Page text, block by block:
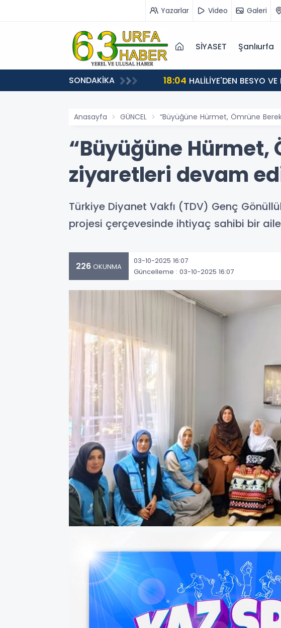
Yazarlar Video Galeri
SİYASET Şanlıurfa
SONDAKİKA 18:04 HALİLİYE'DEN BESYO
Anasayfa GÜNCEL “Büyüğüne Hürmet, Ömrüne
“Büyüğüne Hürmet,
ziyaretleri devam
Türkiye Diyanet Vakfı (TDV) Genç
projesi çerçevesinde ihtiyaç sahibi bir
226 OKUNMA
03-10-2025 16:07
Güncelleme : 03-10-2025 16:07